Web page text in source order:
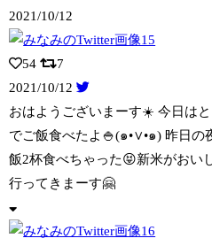
2021/10/12
54
7
2021/10/12
おはようございまーす☀️ 今日は
でご飯食べたよ🍚(๑•∨︎•๑) 昨日の
飯2杯食べちゃった😝新米がおい
行ってきまーす🤗